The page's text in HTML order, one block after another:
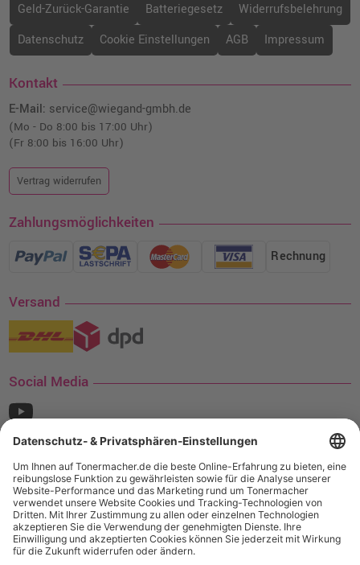
Geld-Zurück-Garantie Batteriegesetz
Widerrufsbelehrung
Datenschutz
Cookie Einstellungen AGB Impressum
Kontakt
E-Mail: service@wiegand-gmbh.de
(Mo - Do 8:00 bis 17:00 Uhr)
(Fr 8:00 bis 16:00 Uhr)
Vertrag widerrufen
Zahlungsmöglichkeiten
Rechnung
Versand
Social Media
¹ Nur gültig für den Versand innerhalb Deutschlands. Befindet sich ein Warenwert
von mindestens 35€ (inkl. Mwst.) an Ampertec Artikeln in Ihrem Warenkorb, ist der
Versand für Sie kostenfrei.